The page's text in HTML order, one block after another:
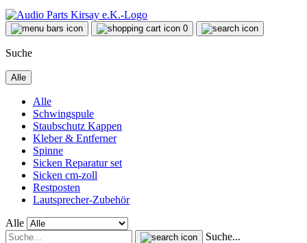
0
Suche
Alle
Alle
Schwingspule
Staubschutz Kappen
Kleber & Entferner
Spinne
Sicken Reparatur set
Sicken cm-zoll
Restposten
Lautsprecher-Zubehör
Alle
Suche...